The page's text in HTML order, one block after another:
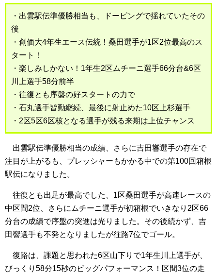
・出雲駅伝準優勝相当も、ドーピングで揺れていたその
後
・創価大4年生エース伝統！桑田選手が1区2位最高のス
タート！
・楽しみしかない！1年生2区ムチーニ選手66分台&6区
川上選手58分前半
・往復とも序盤の好スタートの力で
・石丸選手皆勤継続、最後に射止めた10区上杉選手
・2区5区6区核となる選手が残る来期は上位チャンス
出雲駅伝準優勝相当の成績、さらに吉田響選手の存在で
注目が上がるも、プレッシャーもかかる中での第100回箱根
駅伝になりました。
往復とも出足が最高でした、1区桑田選手が高速レースの
中区間2位、さらにムチーニ選手が初箱根でいきなり2区66
分台の成績で序盤の突進は光りました。その後続かず、吉
田響選手も不発となりましたが往路7位でゴール。
復路は、課題と思われた6区山下りで1年生川上選手が、
びっくり58分15秒のビッグパフォーマンス！区間3位の走